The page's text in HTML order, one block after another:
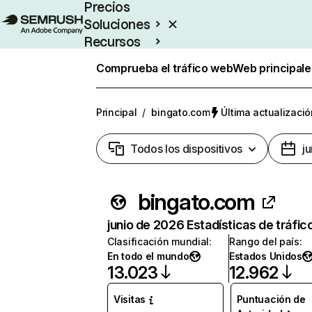
Precios
Soluciones
Recursos
Comprueba el tráfico webWeb
Principal / bingato.com Última
Todos los dispositivos
bingato.com
junio de 2026 Estadísticas de
Clasificación mundial:
En todo el mundo
13.023
Rango del país:
Estados Unidos
12.962
Visitas
Puntuación de